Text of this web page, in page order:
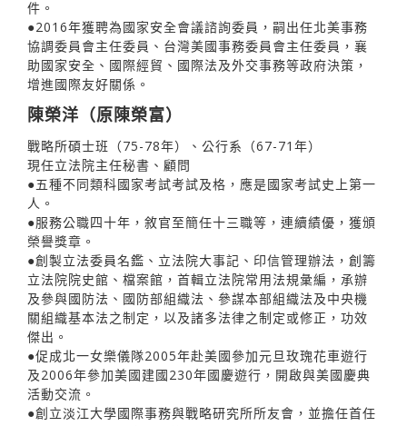
件。
●2016年獲聘為國家安全會議諮詢委員，嗣出任北美事務
協調委員會主任委員、台灣美國事務委員會主任委員，襄
助國家安全、國際經貿、國際法及外交事務等政府決策，
增進國際友好關係。
陳榮洋（原陳榮富）
戰略所碩士班（75-78年）、公行系（67-71年）
現任立法院主任秘書、顧問
●五種不同類科國家考試考試及格，應是國家考試史上第一
人。
●服務公職四十年，敘官至簡任十三職等，連續績優，獲頒
榮譽獎章。
●創製立法委員名鑑、立法院大事記、印信管理辦法，創籌
立法院院史館、檔案館，首輯立法院常用法規𢑥編，承辦
及參與國防法、國防部組織法、參謀本部組織法及中央機
關組織基本法之制定，以及諸多法律之制定或修正，功效
傑出。
●促成北一女樂儀隊2005年赴美國參加元旦玫瑰花車遊行
及2006年參加美國建國230年國慶遊行，開啟與美國慶典
活動交流。
●創立淡江大學國際事務與戰略研究所所友會，並擔任首任